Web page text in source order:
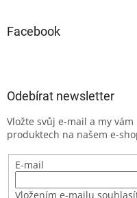
Facebook
Odebírat newsletter
Vložte svůj e-mail a my
produktech na našem e-
E-mail
Vložením e-mailu